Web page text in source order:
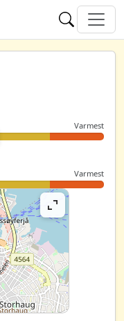
Varmest
Varmest